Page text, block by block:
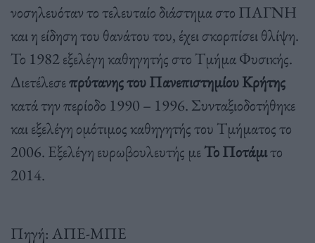
νοσηλευόταν το τελευταίο διάστημα στο ΠΑΓΝΗ
και η είδηση του θανάτου του, έχει σκορπίσει θλίψη.
Το 1982 εξελέγη καθηγητής στο Τμήμα Φυσικής.
Διετέλεσεπρύτανης του Πανεπιστημίου Κρήτης
κατά την περίοδο 1990 – 1996. Συνταξιοδοτήθηκε
και εξελέγη ομότιμος καθηγητής του Τμήματος το
2006. Eξελέγη ευρωβουλευτής μεΤο Ποτάμιτο
2014.
Πηγή: ΑΠΕ-ΜΠΕ